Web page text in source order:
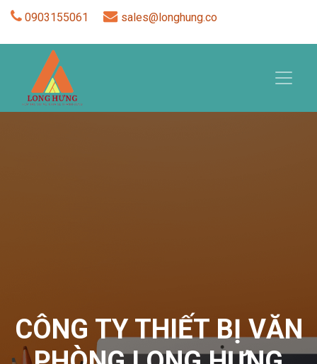
0903155061 sales@longhung.co
CÔNG TY THIẾT BỊ VĂN